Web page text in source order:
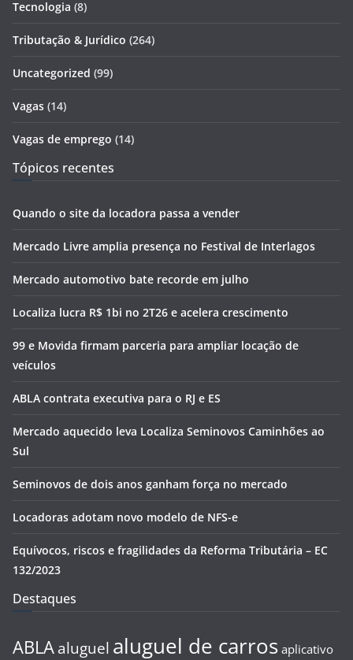
Tecnologia (8)
Tributação & Jurídico (264)
Uncategorized (99)
Vagas (14)
Vagas de emprego (14)
Tópicos recentes
Quando o site da locadora passa a vender
Mercado Livre amplia presença no Festival de Interlagos
Mercado automotivo bate recorde em julho
Localiza lucra R$ 1bi no 2T26 e acelera crescimento
99 e Movida firmam parceria para ampliar locação de
veículos
ABLA contrata executiva para o RJ e ES
Mercado aquecido leva Localiza Seminovos Caminhões ao
Sul
Seminovos de dois anos ganham força no mercado
Locadoras adotam novo modelo de NFS-e
Equívocos, riscos e fragilidades da Reforma Tributária – EC
132/2023
Destaques
ABLA aluguel aluguel de carros aplicativo